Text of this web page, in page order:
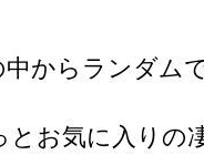
からランダム
お気に入りの